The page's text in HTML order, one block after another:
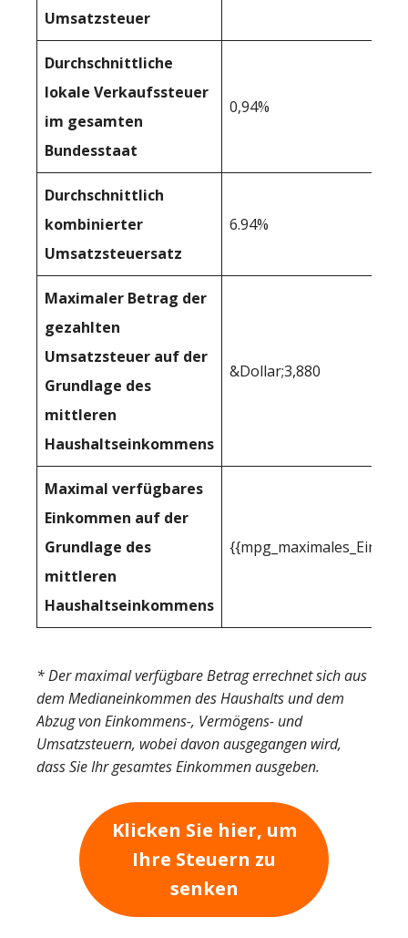
Umsatzsteuer
Durchschnittliche
lokale Verkaufssteuer
im gesamten
Bundesstaat
0,94%
Durchschnittlich
kombinierter
Umsatzsteuersatz
6.94%
Maximaler Betrag der
gezahlten
Umsatzsteuer auf der
Grundlage des
mittleren
Haushaltseinkommens
&Dollar;3,880
Maximal verfügbares
Einkommen auf der
Grundlage des
mittleren
Haushaltseinkommens
* Der maximal verfügbare Betrag errechnet sich aus
dem Medianeinkommen des Haushalts und dem
Abzug von Einkommens-, Vermögens- und
Umsatzsteuern, wobei davon ausgegangen wird,
dass Sie Ihr gesamtes Einkommen ausgeben.
Klicken Sie hier, um
Ihre Steuern zu
senken